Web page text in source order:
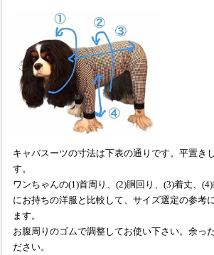
キャバスーツの寸法は下表の通りです。平置き
す。
ワンちゃんの(1)首周り、(2)胴回り、(3)着丈、
にお持ちの洋服と比較して、サイズ選定の参考
ます。
お腹周りのゴムで調整してお使い下さい。余っ
ださい。